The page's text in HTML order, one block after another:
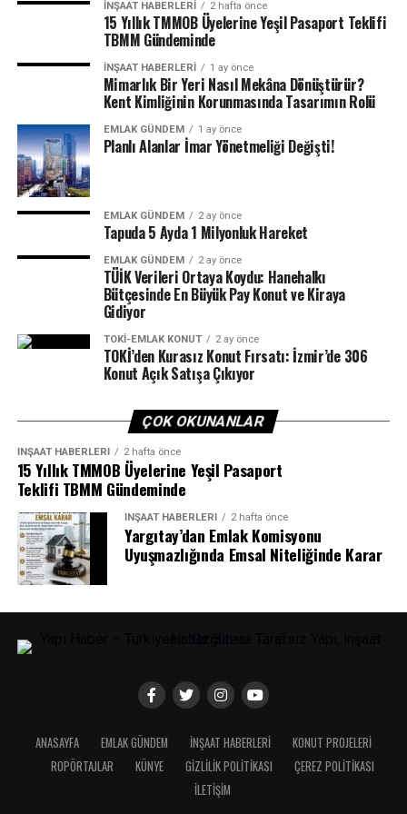
fıstık gibi yapalım.” diye konuştu.
Programda, AK Parti Şırnak Milletvekili Arslan Tatar ve
AK Parti İl Başkanı İbrahim Halil Erkan da konuşma
yaptı.
İl Müftüsü Orhan Örnek’in duasının ardından Bakan
Yardımcısı Bağcı ve Vali Ekici traktör sürerek, yer fıstığı
hasadını gerçekleştirdi.
Programa, Tarım Reformu Genel Müdürü Osman Yıldız,
Tarım ve Hayvancılık Genel Müdür Yardımcısı Melikşah
Taşkın, Şırnak Belediye Başkan Vekili İdris Yetik, Silopi
Kaymakamı Cihat Koç, İl Tarım ve Orman Müdürü Oktay
Sezgin ile çiftçiler katıldı.
ETIKETLER
SONRAKI
Yozgat’ta tünel inşaatında yangın tatbikatı yapıldı
ÖNCEKI
Batman’da “Yatırım ve İstihdam Ödülleri” sahiplerini
buldu
İNŞAAT HABERLERI 2 hafta önce
15 Yıllık TMMOB Üyelerine Yeşil Pasaport Teklifi
TBMM Gündeminde
İNŞAAT HABERLERI 1 ay önce
Mimarlık Bir Yeri Nasıl Mekâna Dönüştürür?
Kent Kimliğinin Korunmasında Tasarımın Rolü
EMLAK GÜNDEM 1 ay önce
Planlı Alanlar İmar Yönetmeliği Değişti!
EMLAK GÜNDEM 2 ay önce
Tapuda 5 Ayda 1 Milyonluk Hareket
EMLAK GÜNDEM 2 ay önce
TÜİK Verileri Ortaya Koydu: Hanehalkı
Bütçesinde En Büyük Pay Konut ve Kiraya
Gidiyor
TOKI-EMLAK KONUT 2 ay önce
TOKİ’den Kurasız Konut Fırsatı: İzmir’de 306
Konut Açık Satışa Çıkıyor
ÇOK OKUNANLAR
İNŞAAT HABERLERI 2 hafta önce
15 Yıllık TMMOB Üyelerine Yeşil Pasaport
Teklifi TBMM Gündeminde
İNŞAAT HABERLERI 2 hafta önce
Yargıtay’dan Emlak Komisyonu
Uyuşmazlığında Emsal Niteliğinde Karar
ANASAYFA EMLAK GÜNDEM İNŞAAT HABERLERI
KONUT PROJELERI
ROPÖRTAJLAR
KÜNYE GIZLILIK POLITIKASI
ÇEREZ POLITIKASI
İLETIŞIM